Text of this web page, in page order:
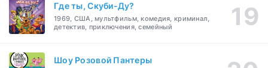
Где ты, Скуби-Ду?
1969, США, мультфильм, комедия, криминал,
детектив, приключения, семейный
Шоу Розовой Пантеры